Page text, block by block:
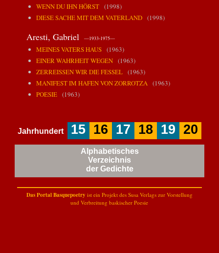
WENN DU IHN HÖRST(1998)
DIESE SACHE MIT DEM VATERLAND(1998)
Aresti, Gabriel —1933-1975—
MEINES VATERS HAUS(1963)
EINER WAHRHEIT WEGEN(1963)
ZERREISSEN WIR DIE FESSEL(1963)
MANIFEST IM HAFEN VON ZORROTZA (1963)
POESIE(1963)
Jahrhundert 15 16 17 18 19 20
Alphabetisches
Verzeichnis
der Gedichte
Das Portal Basquepoetry ist ein Projekt des Susa Verlagszur Vorstellung
und Verbreitung baskischer Poesie